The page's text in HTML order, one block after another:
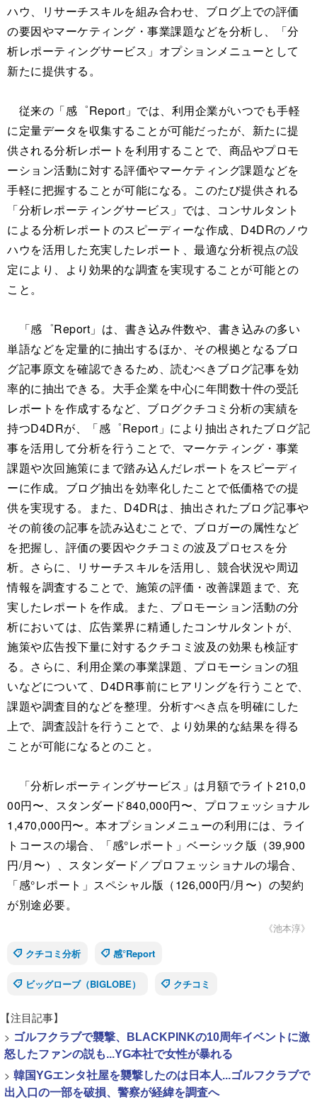
ハウ、リサーチスキルを組み合わせ、ブログ上での評価
の要因やマーケティング・事業課題などを分析し、「分
析レポーティングサービス」オプションメニューとして
新たに提供する。
従来の「感゜Report」では、利用企業がいつでも手軽
に定量データを収集することが可能だったが、新たに提
供される分析レポートを利用することで、商品やプロモ
ーション活動に対する評価やマーケティング課題などを
手軽に把握することが可能になる。このたび提供される
「分析レポーティングサービス」では、コンサルタント
による分析レポートのスピーディーな作成、D4DRのノウ
ハウを活用した充実したレポート、最適な分析視点の設
定により、より効果的な調査を実現することが可能との
こと。
「感゜Report」は、書き込み件数や、書き込みの多い
単語などを定量的に抽出するほか、その根拠となるブロ
グ記事原文を確認できるため、読むべきブログ記事を効
率的に抽出できる。大手企業を中心に年間数十件の受託
レポートを作成するなど、ブログクチコミ分析の実績を
持つD4DRが、「感゜Report」により抽出されたブログ記
事を活用して分析を行うことで、マーケティング・事業
課題や次回施策にまで踏み込んだレポートをスピーディ
ーに作成。ブログ抽出を効率化したことで低価格での提
供を実現する。また、D4DRは、抽出されたブログ記事や
その前後の記事を読み込むことで、ブロガーの属性など
を把握し、評価の要因やクチコミの波及プロセスを分
析。さらに、リサーチスキルを活用し、競合状況や周辺
情報を調査することで、施策の評価・改善課題まで、充
実したレポートを作成。また、プロモーション活動の分
析においては、広告業界に精通したコンサルタントが、
施策や広告投下量に対するクチコミ波及の効果も検証す
る。さらに、利用企業の事業課題、プロモーションの狙
いなどについて、D4DR事前にヒアリングを行うことで、
課題や調査目的などを整理。分析すべき点を明確にした
上で、調査設計を行うことで、より効果的な結果を得る
ことが可能になるとのこと。
「分析レポーティングサービス」は月額でライト210,0
00円〜、スタンダード840,000円〜、プロフェッショナル
1,470,000円〜。本オプションメニューの利用には、ライ
トコースの場合、「感°レポート」ベーシック版（39,900
円/月〜）、スタンダード／プロフェッショナルの場合、
「感°レポート」スペシャル版（126,000円/月〜）の契約
が別途必要。
《池本淳》
クチコミ分析
感°Report
ビッグローブ（BIGLOBE） クチコミ
【注目記事】
> ゴルフクラブで襲撃、BLACKPINKの10周年イベントに激
怒したファンの説も...YG本社で女性が暴れる
> 韓国YGエンタ社屋を襲撃したのは日本人...ゴルフクラブで
出入口の一部を破損、警察が経緯を調査へ